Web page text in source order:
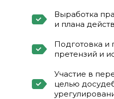
Выработка
и плана
Подготовка и
претензий и
Участие в
целью